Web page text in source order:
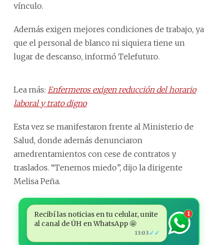
vínculo.
Además exigen mejores condiciones de trabajo, ya
que el personal de blanco ni siquiera tiene un
lugar de descanso, informó Telefuturo.
Lea más: Enfermeros exigen reducción del horario
laboral y trato digno
Esta vez se manifestaron frente al Ministerio de
Salud, donde además denunciaron
amedrentamientos con cese de contratos y
traslados. “Tenemos miedo”, dijo la dirigente
Melisa Peña.
Recibí las noticias en tu celular, unite
al canal de ÚH en WhatsApp 🤩
13:03 ✓✓
1